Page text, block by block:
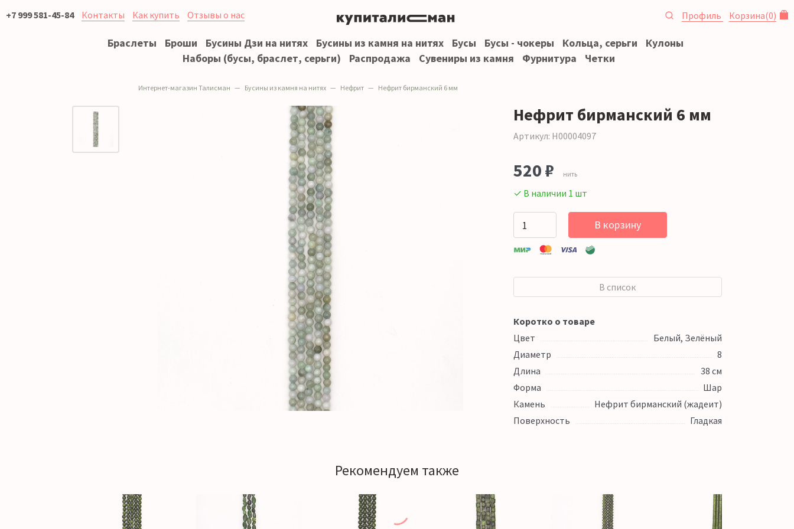
+7 999 581-45-84 Контакты Как купить Отзывы о нас Профиль Корзина(0)
Браслеты Броши Бусины Дзи на нитях Бусины из камня на нитях Бусы Бусы - чокеры Кольца, серьги
Кулоны
Наборы (бусы, браслет, серьги)
Распродажа Сувениры из камня Фурнитура Четки
Интернет-магазин Талисман Бусины из камня на нитях Нефрит Нефрит бирманский 6 мм
Нефрит бирманский 6 мм
Артикул: Н00004097
520 ₽ нить
✓ В наличии 1 шт
В корзину
В список
Коротко о товаре
Цвет
Белый, Зелёный
Диаметр
8
Длина
38 см
Форма
Шар
Камень
Нефрит бирманский (жадеит)
Поверхность
Гладкая
Рекомендуем также